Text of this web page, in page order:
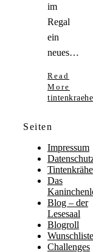
im
Regal
ein
neues…
Read
More
tintenkraehe
Seiten
Impressum
Tintenkrähe
Das
Blog – der
Lesesaal
Blogroll
Wunschliste
Challenges